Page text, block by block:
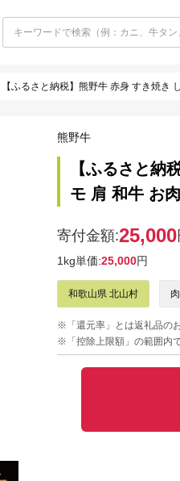
【ふるさと納税】熊野牛 赤身 すき焼き
熊野牛
【ふるさと納
モ 肩 和牛 お
寄付金額:25,000
1kg単価:25,000円
和歌山県 北山村 肉
※「還元率」とは返礼品の
※「控除上限額」の範囲内